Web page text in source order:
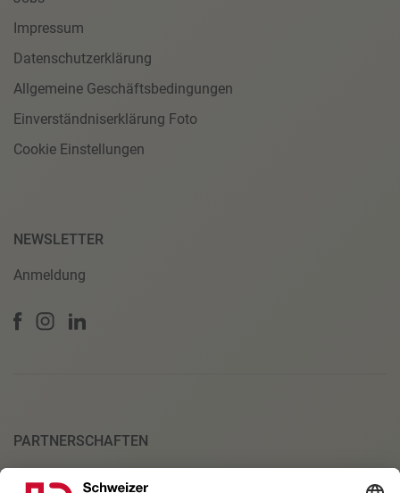
Impressum
Datenschutzerklärung
Allgemeine Geschäftsbedingungen
Einverständniserklärung Foto
Cookie Einstellungen
NEWSLETTER
Anmeldung
PARTNERSCHAFTEN